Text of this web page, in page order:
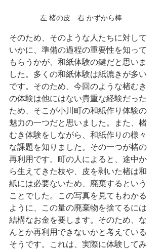
左 楮の皮　右 かずから棒
そのため、そのような人たちに対して
いかに、準備の過程の重要性を知って
もらうかが、和紙体験の鍵だと思いま
した。多くの和紙体験は紙漉きが多い
です。そのため、今回のような楮むき
の体験は他にはない貴重な経験だった
ため、そこが小川町の和紙作り体験の
魅力の一つだと思いました。また、楮
むき体験をしながら、和紙作りの様々
な課題を知りました。その一つが楮の
再利用です。町の人によると、途中か
ら生えてきた枝や、皮を剥いた楮は和
紙には必要ないため、廃棄するという
ことでした。この写真を見てもわかる
ように、この量の廃棄物を捨てるには
結構なお金を要します。そのため、な
んとか再利用できないかと考えている
そうです。これは、実際に体験してみ